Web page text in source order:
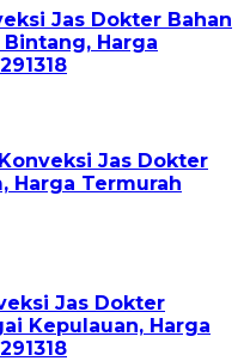
Jas Dokter Bahan
Harga
Jas Dokter
Harga Termurah
Jas Dokter
Kepulauan, Harga